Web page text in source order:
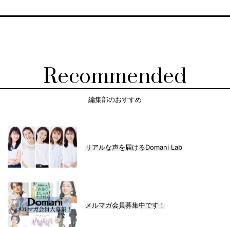
Recommended
編集部のおすすめ
リアルな声を届けるDomani Lab
メルマガ会員募集中です！